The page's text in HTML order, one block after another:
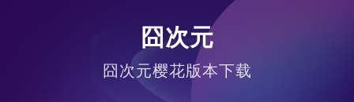
囧次元
囧次元樱花版本下载